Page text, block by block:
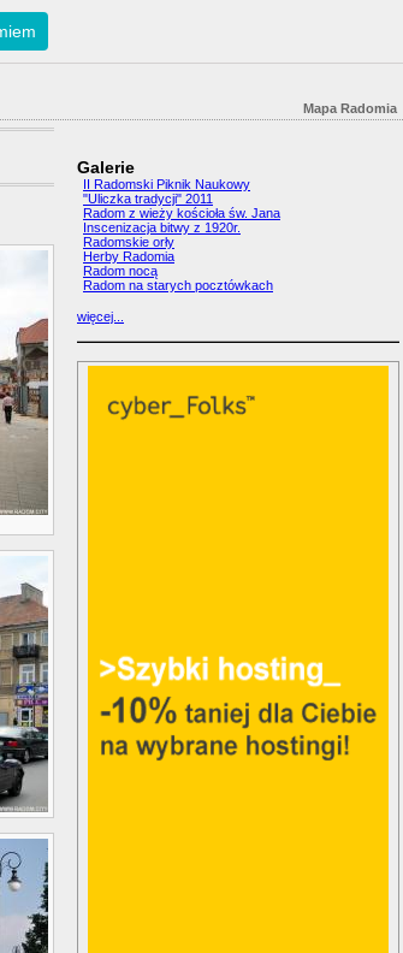
Mapa Radomia
Galerie
II Radomski Piknik Naukowy
"Uliczka tradycji" 2011
Radom z wieży kościoła św. Jana
Inscenizacja bitwy z 1920r.
Radomskie orły
Herby Radomia
Radom nocą
Radom na starych pocztówkach
więcej...